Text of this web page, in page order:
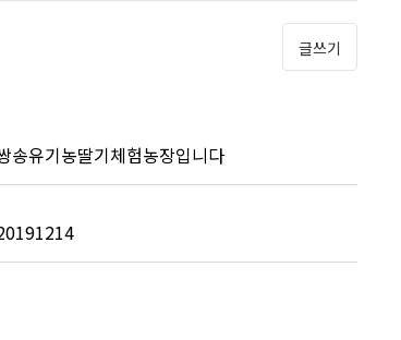
글쓰기
송유기농딸기체험농장입니다